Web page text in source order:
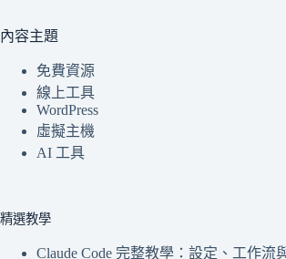
內容主題
免費資源
線上工具
WordPress
虛擬主機
AI 工具
精選教學
Claude Code 完整教學：設定、工作流